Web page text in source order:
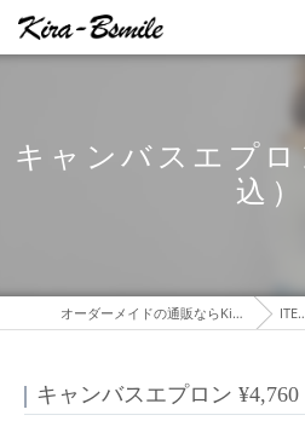
キャンバスエプ
込）
オーダーメイドの通販ならKira-Bsmile ITEMS
キャンバスエプロン ¥4,760